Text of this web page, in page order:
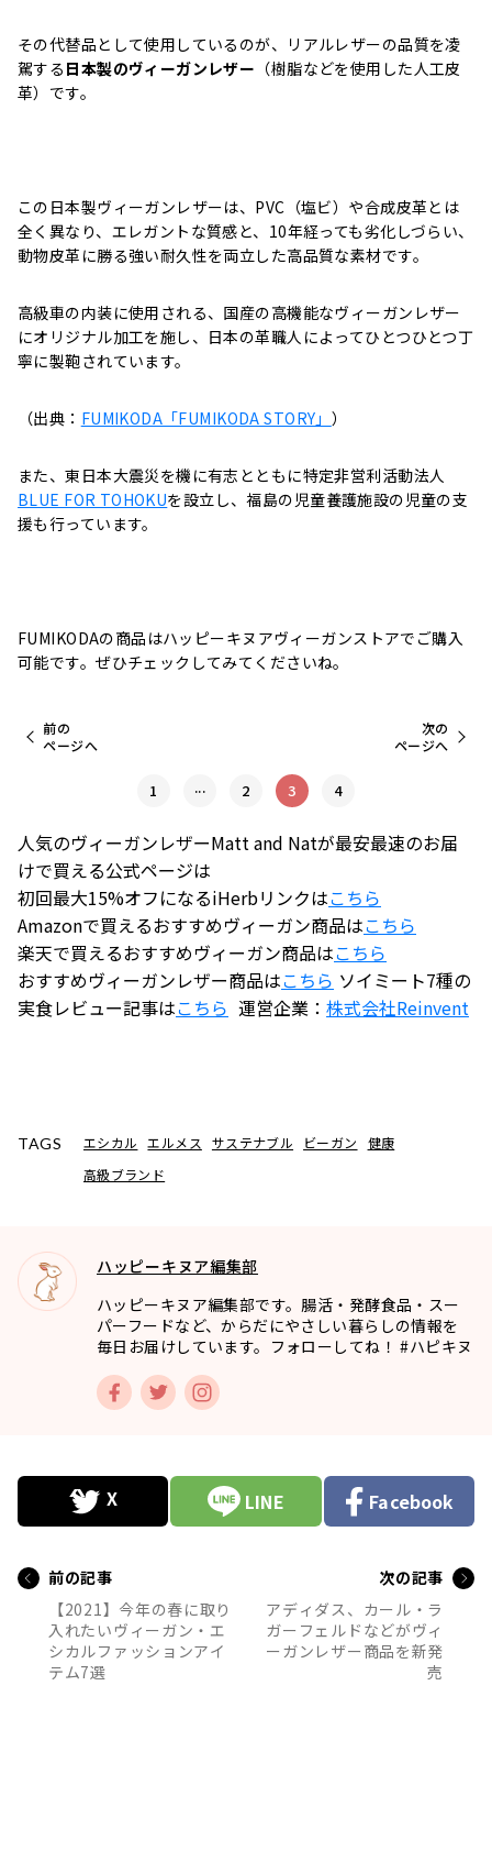
その代替品として使用しているのが、リアルレザーの品質を凌
駕する 日本製のヴィーガンレザー （樹脂などを使用した人工皮
革）です。
この日本製ヴィーガンレザーは、PVC（塩ビ）や合成皮革とは
全く異なり、エレガントな質感と、10年経っても劣化しづらい、
動物皮革に勝る強い耐久性を両立した高品質な素材です。
高級車の内装に使用される、国産の高機能なヴィーガンレザー
にオリジナル加工を施し、日本の革職人によってひとつひとつ丁
寧に製鞄されています。
（出典： FUMIKODA「FUMIKODA STORY」 ）
また、東日本大震災を機に有志とともに特定非営利活動法人
BLUE FOR TOHOKUを設立し、福島の児童養護施設の児童の支
援も行っています。
FUMIKODAの商品はハッピーキヌアヴィーガンストアでご購入
可能です。ぜひチェックしてみてくださいね。
1
前の
ページへ
... 2 3 4
次の
ページへ
人気のヴィーガンレザーMatt and Natが最安最速のお届
けで買える公式ページは
初回最大15%オフになるiHerbリンクはこちら
Amazonで買えるおすすめヴィーガン商品はこちら
楽天で買えるおすすめヴィーガン商品はこちら
おすすめヴィーガンレザー商品はこちら ソイミート7種の
実食レビュー記事はこちら 運営企業： 株式会社Reinvent
TAGS エシカル エルメス サステナブル ビーガン
健康
高級ブランド
ハッピーキヌア編集部
ハッピーキヌア編集部です。腸活・発酵食品・スー
パーフードなど、からだにやさしい暮らしの情報を
毎日お届けしています。フォローしてね！ #ハピキヌ
LINE Facebook
前の記事
【2021】今年の春に取り
入れたいヴィーガン・エ
シカルファッションアイ
テム7選
次の記事
アディダス、カール・ラ
ガーフェルドなどがヴィ
ーガンレザー商品を新発
売